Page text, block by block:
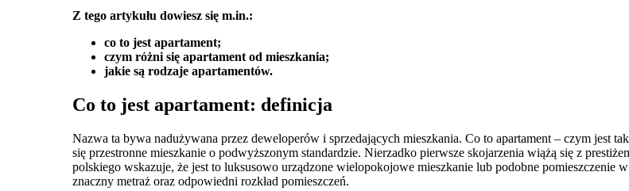
Z tego artykułu dowiesz się m.in.:
co to jest apartament;
czym różni się apartament od mieszkania;
jakie są rodzaje apartamentów.
Co to jest apartament: definicja
Nazwa ta bywa nadużywana przez deweloperów i sprzedających mieszkania. Co to apartament – czym jest
się przestronne mieszkanie o podwyższonym standardzie. Nierzadko pierwsze skojarzenia wiążą się z
polskiego wskazuje, że jest to luksusowo urządzone wielopokojowe mieszkanie lub podobne pomieszczenie
znaczny metraż oraz odpowiedni rozkład pomieszczeń.